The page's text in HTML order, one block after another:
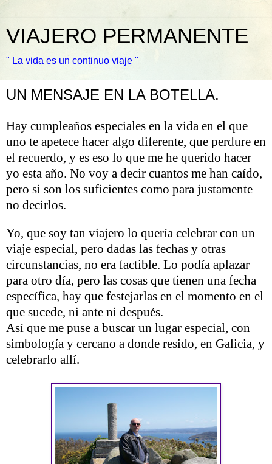
VIAJERO PERMANENTE
" La vida es un continuo viaje "
UN MENSAJE EN LA BOTELLA.
Hay cumpleaños especiales en la vida en el que
uno te apetece hacer algo diferente, que perdure en
el recuerdo, y es eso lo que me he querido hacer
yo esta año. No voy a decir cuantos me han caído,
pero si son los suficientes como para justamente
no decirlos.
Yo, que soy tan viajero lo quería celebrar con un
viaje especial, pero dadas las fechas y otras
circunstancias, no era factible. Lo podía aplazar
para otro día, pero las cosas que tienen una fecha
específica, hay que festejarlas en el momento en el
que sucede, ni ante ni después.
Así que me puse a buscar un lugar especial, con
simbología y cercano a donde resido, en Galicia, y
celebrarlo allí.